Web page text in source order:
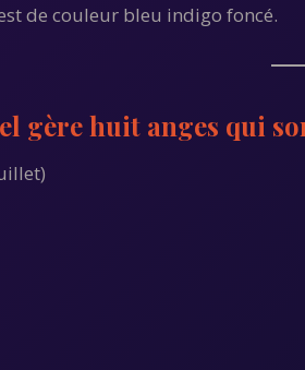
de couleur bleu indigo foncé.
gère huit anges qui